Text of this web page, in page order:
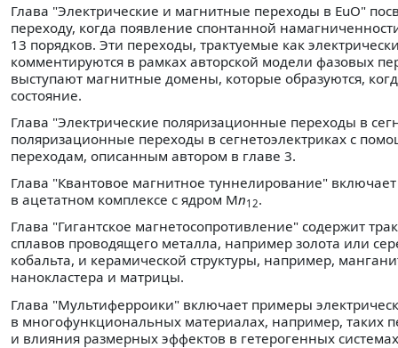
Глава "Электрические и магнитные переходы в EuO"
переходу, когда появление спонтанной
13 порядков. Эти переходы, трактуемые как
комментируются в рамках авторской модели фазовых
выступают магнитные домены, которые образуются,
состояние.
Глава "Электрические поляризационные переходы в
поляризационные переходы в сегнетоэлектриках с
переходам, описанным автором в главе 3.
Глава "Квантовое магнитное туннелирование"
в ацетатном комплексе с ядром Mn12.
Глава "Гигантское магнетосопротивление" содержит
сплавов проводящего металла, например золота или
кобальта, и керамической структуры, например,
нанокластера и матрицы.
Глава "Мультиферроики" включает примеры
в многофункциональных материалах, например, таких
и влияния размерных эффектов в гетерогенных